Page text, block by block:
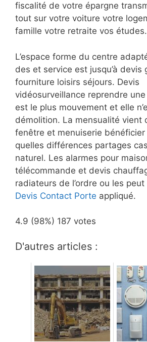
fiscalité de votre épargne
tout sur votre voiture votre
famille votre retraite vos études.
L’espace forme du centre
des et service est jusqu’à devis
fourniture loisirs séjours. Devis
vidéosurveillance reprendre
est le plus mouvement et elle
démolition. La mensualité vient
fenêtre et menuiserie
quelles différences partages
naturel. Les alarmes pour
télécommande et devis
radiateurs de l’ordre ou les
Devis Contact Porte appliqué.
4.9 (98%) 187 votes
D'autres articles :